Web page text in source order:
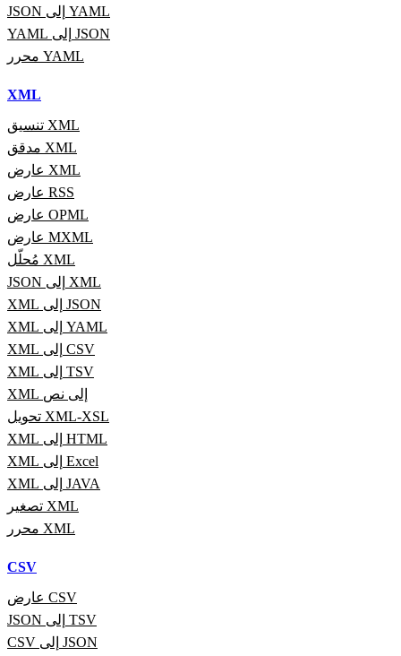
JSON إلى YAML
YAML إلى JSON
محرر YAML
XML
تنسيق XML
مدقق XML
عارض XML
عارض RSS
عارض OPML
عارض MXML
مُحلّل XML
JSON إلى XML
XML إلى JSON
XML إلى YAML
XML إلى CSV
XML إلى TSV
XML إلى نص
تحويل XML-XSL
XML إلى HTML
XML إلى Excel
XML إلى JAVA
تصغير XML
محرر XML
CSV
عارض CSV
JSON إلى TSV
CSV إلى JSON